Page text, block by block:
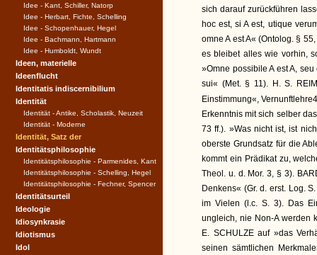
sich darauf zurückführen
hoc est, si A est, utique
omne A est A« (Ontolog. §
es bleibet alles wie vorhin,
»Omne possibile A est A,
sui« (Met. § 11). H. S.
Einstimmung«,
Erkenntnis mit sich selber
73 ff.). »Was nicht ist, ist
oberste Grundsatz für die
kommt ein Prädikat zu,
Theol. u. d. Mor. 3, § 3).
Denkens« (Gr. d. erst. Log.
im Vielen (l.c. S. 3). Das
ungleich, nie Non-A werden
E. SCHULZE auf »das
seinen sämtlichen
Idee - Kant, Schiller, Natorp
Idee - Herbart, Fichte, Schelling
Idee - Schopenhauer, Hegel
Idee - Bachmann, Hartmann
Idee - Humboldt, Wundt
Ideen, materielle
Ideenflucht
Identitatis indiscernibilium
Identität
Identität - Antike, Scholastik, Neuzeit
Identität - Moderne
Identität, Satz der
Identitätsphilosophie
Identitätsphilosophie - Parmenides, Kant
Identitätsphilosophie - Schelling, Hegel
Identitätsphilosophie - Fechner, Spencer
Identitätsurteil
Ideologie
Idiosynkrasie
Idiotismus
Idol